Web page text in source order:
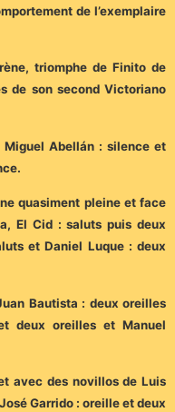
de l’exemplaire
triomphe de Finito de
de son second Victoriano
Abellán : silence et
quasiment pleine et face
El Cid : saluts puis deux
et Daniel Luque : deux
Bautista : deux oreilles
deux oreilles et Manuel
avec des novillos de Luis
Garrido : oreille et deux